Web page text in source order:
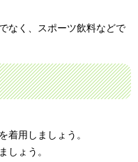
く、スポーツ飲料などで
用しましょう。
ょう。